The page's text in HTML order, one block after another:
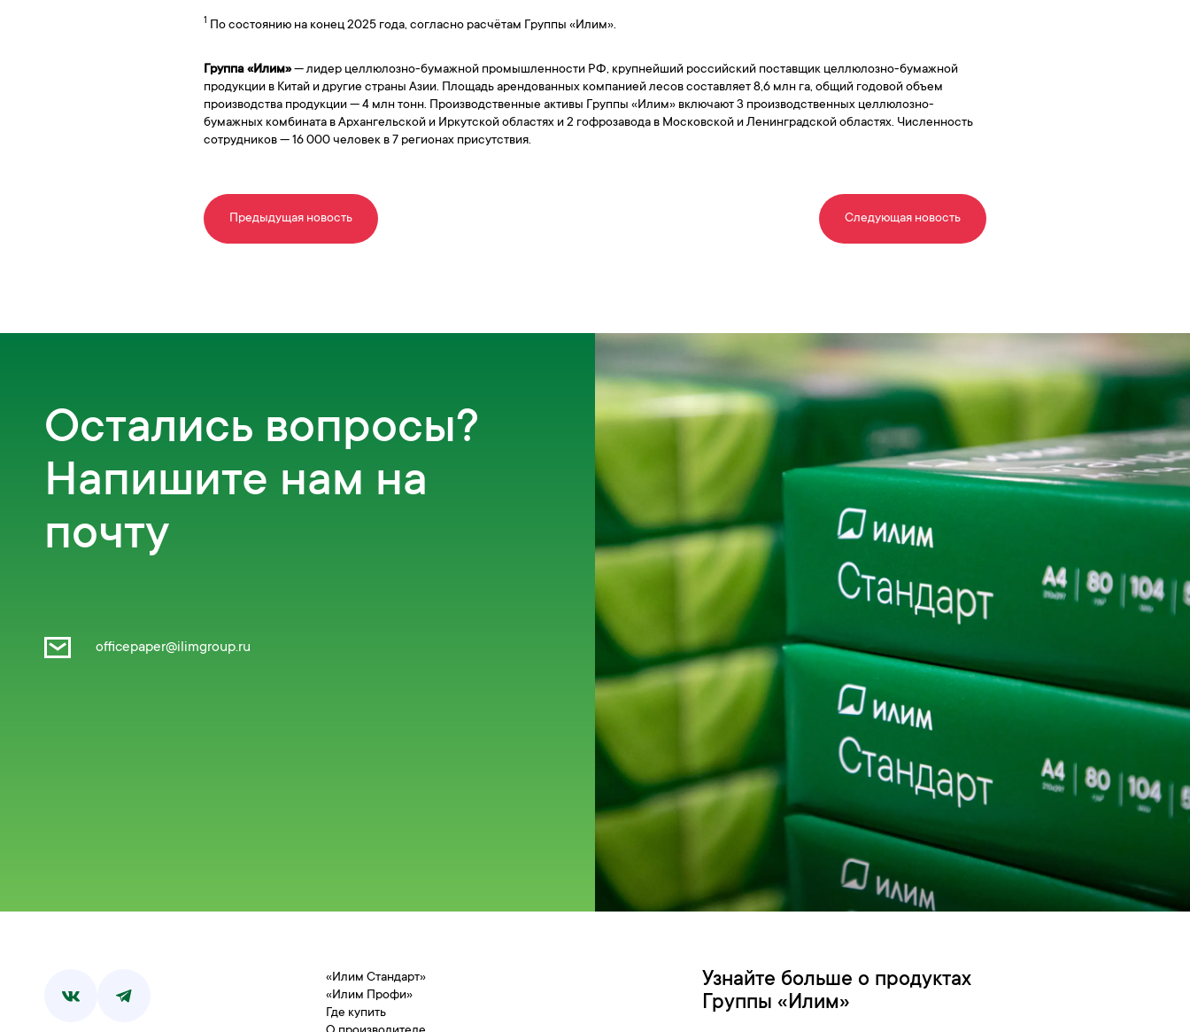
1 По состоянию на конец 2025 года, согласно расчётам Группы «Илим».
Группа «Илим»— лидер целлюлозно-бумажной промышленности РФ, крупнейший российский поставщик целлюлозно-бумажной
продукции в Китай и другие страны Азии. Площадь арендованных компанией лесов составляет 8,6 млн га, общий годовой объем
производства продукции — 4 млн тонн. Производственные активы Группы «Илим» включают 3 производственных целлюлозно-
бумажных комбината в Архангельской и Иркутской областях и 2 гофрозавода в Московской и Ленинградской областях. Численность
сотрудников — 16 000 человек в 7 регионах присутствия.
Предыдущая новость Следующая новость
Остались вопросы?
Напишите нам на
почту
officepaper@ilimgroup.ru
«Илим Стандарт»
«Илим Профи»
Где купить
Узнайте больше о продуктах
Группы «Илим»